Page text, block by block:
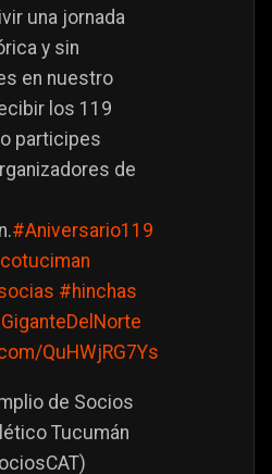
una jornada
y sin
en nuestro
los 119
participes
de
#Aniversario119
#hinchas
QuHWjRG7Ys
de Socios
Tucumán